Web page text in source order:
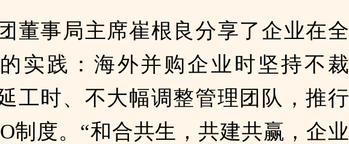
董事局主席崔根良分享了企业在全
实践：海外并购企业时坚持不裁
工时、不大幅调整管理团队，推行
制度。“和合共生，共建共赢，企业